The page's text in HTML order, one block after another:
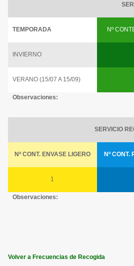
TEMPORADA Nº
INVIERNO
VERANO (15/07 A 15/09)
Observaciones:
SERVICIO
Nº CONT. ENVASE LIGERO Nº CONT.
1
Observaciones:
Volver a Frecuencias de Recogida